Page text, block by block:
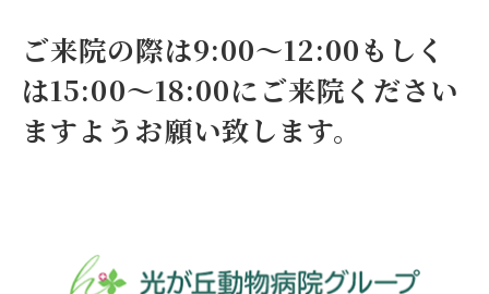
ご来院の際は9:00～12:00もしく
は15:00～18:00にご来院ください
ますようお願い致します。